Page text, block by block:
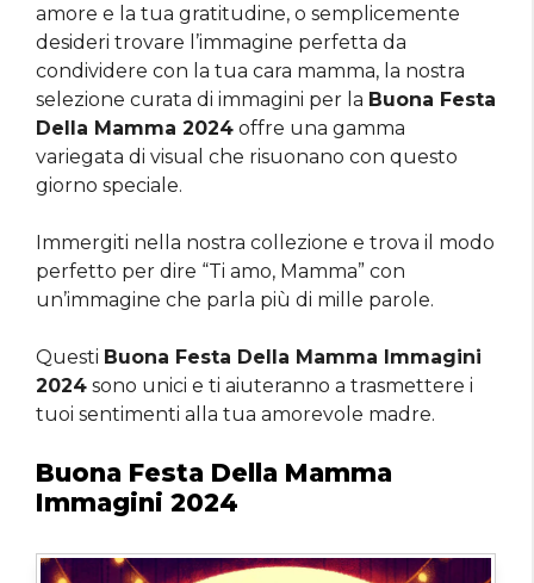
amore e la tua gratitudine, o semplicemente
desideri trovare l’immagine perfetta da
condividere con la tua cara mamma, la nostra
selezione curata di immagini per la Buona Festa
Della Mamma 2024 offre una gamma
variegata di visual che risuonano con questo
giorno speciale.
Immergiti nella nostra collezione e trova il modo
perfetto per dire “Ti amo, Mamma” con
un’immagine che parla più di mille parole.
Questi Buona Festa Della Mamma Immagini
2024 sono unici e ti aiuteranno a trasmettere i
tuoi sentimenti alla tua amorevole madre.
Buona Festa Della Mamma
Immagini 2024